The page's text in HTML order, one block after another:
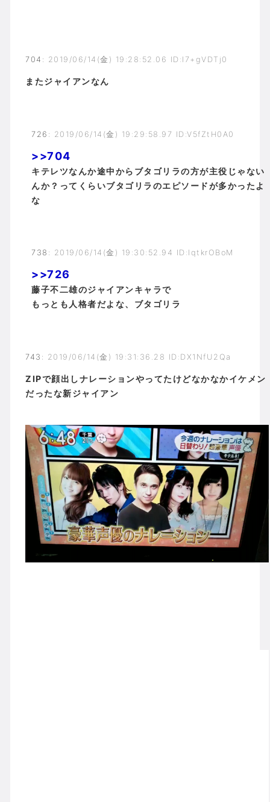
704 : 2019/06/14(金) 19:28:52.06 ID:I7+gVDTj0
またジャイアンなん
726 : 2019/06/14(金) 19:29:58.97 ID:V5fZtH0A0
>>704
キテレツなんか途中からブタゴリラの方が主役じゃない
んか？ってくらいブタゴリラのエピソードが多かったよ
な
738 : 2019/06/14(金) 19:30:52.94 ID:IqtkrOBoM
>>726
藤子不二雄のジャイアンキャラで
もっとも人格者だよな、ブタゴリラ
743 : 2019/06/14(金) 19:31:36.28 ID:DX1NfU2Qa
ZIPで顔出しナレーションやってたけどなかなかイケメン
だったな新ジャイアン